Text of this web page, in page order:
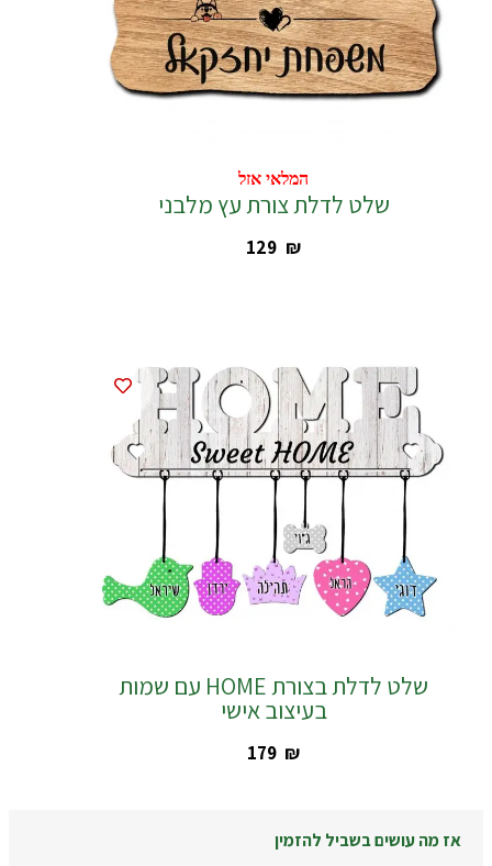
המלאי אזל
המלאי אזל
שלט לדלת צורת עץ מלבני
‎129 ₪
שלט לדלת בצורת HOME עם שמות
בעיצוב אישי
‎179 ₪
אז מה עושים בשביל להזמין